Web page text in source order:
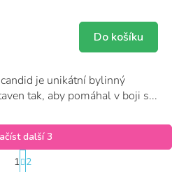
Do košíku
je unikátní bylinný
tak, aby pomáhal v boji s...
další 3
S
t
1 2